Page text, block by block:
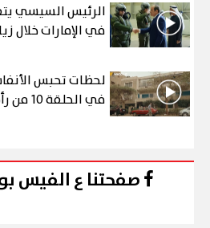
الرئيس السيسي
في الإمارات خلال
لحظات تحبس
في الحلقة 10 من رأس الأفعى
صفحتنا ع الفيس